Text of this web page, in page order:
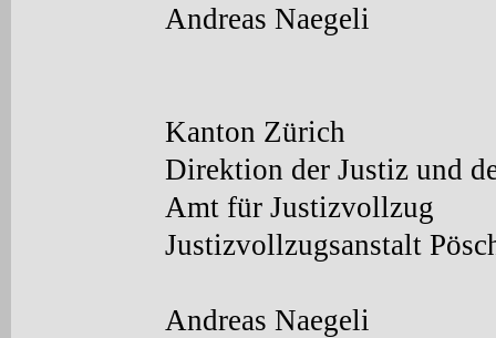
Andreas Naegeli
Kanton Zürich
Direktion der Justiz und
Amt für Justizvollzug
Justizvollzugsanstalt
Andreas Naegeli